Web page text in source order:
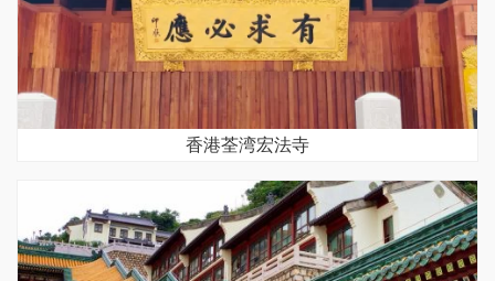
香港荃湾宏法寺